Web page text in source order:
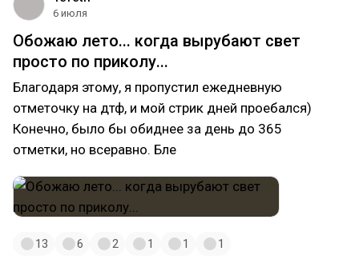
6 июля
Обожаю лето... когда вырубают свет
просто по приколу...
Благодаря этому, я пропустил ежедневную
отметочку на дтф, и мой стрик дней проебался)
Конечно, было бы обиднее за день до 365
отметки, но всеравно. Бле
13 6 2 1 1 1